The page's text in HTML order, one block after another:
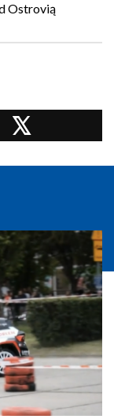
Ostrovią